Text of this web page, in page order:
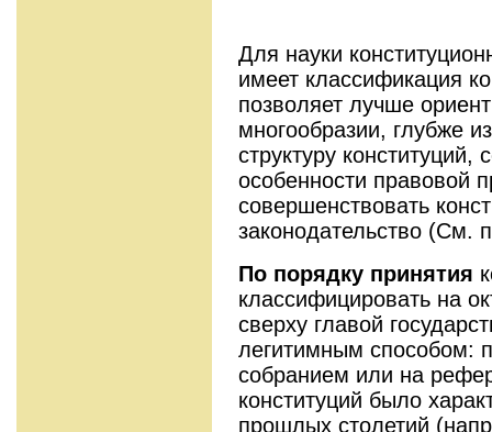
Для науки
имеет классификация
позволяет лучше
многообразии, глубже
структуру конституций,
особенности правовой
совершенствовать
законодательство (См.
По порядку принятия
классифицировать на
сверху главой
легитимным способом:
собранием или на
конституций было
прошлых столетий